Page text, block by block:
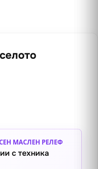
МАСЛЕН РЕЛЕФ
с техника